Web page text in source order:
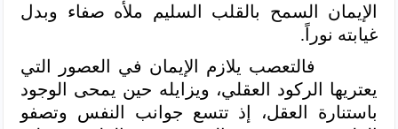
الإيمان السمح بالقلب السليم ملأه صفاء وبدل
غيابته نوراً.
فالتعصب يلازم الإيمان في العصور التي
يعتريها الركود العقلي، ويزايله حين يمحى الوجود
باستنارة العقل، إذ تتسع جوانب النفس وتصفو